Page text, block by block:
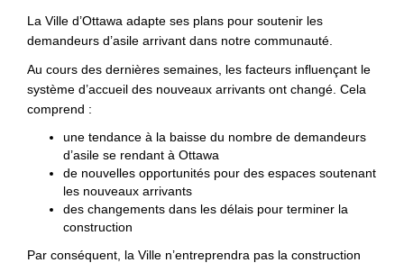
La Ville d’Ottawa adapte ses plans pour soutenir les
demandeurs d’asile arrivant dans notre communauté.
Au cours des dernières semaines, les facteurs influençant le
système d’accueil des nouveaux arrivants ont changé. Cela
comprend :
une tendance à la baisse du nombre de demandeurs
d’asile se rendant à Ottawa
de nouvelles opportunités pour des espaces soutenant
les nouveaux arrivants
des changements dans les délais pour terminer la
construction
Par conséquent, la Ville n’entreprendra pas la construction